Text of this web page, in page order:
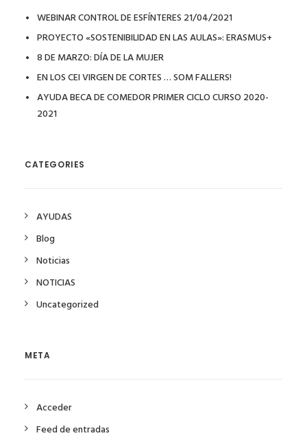
WEBINAR CONTROL DE ESFÍNTERES 21/04/2021
PROYECTO «SOSTENIBILIDAD EN LAS AULAS»: ERASMUS+
8 DE MARZO: DÍA DE LA MUJER
EN LOS CEI VIRGEN DE CORTES … SOM FALLERS!
AYUDA BECA DE COMEDOR PRIMER CICLO CURSO 2020-
2021
CATEGORIES
AYUDAS
Blog
Noticias
NOTICIAS
Uncategorized
META
Acceder
Feed de entradas